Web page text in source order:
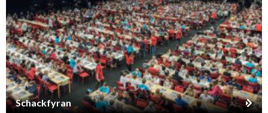
Schackfyran